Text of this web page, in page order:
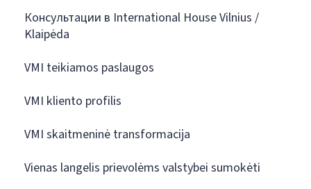
Консультации в International House Vilnius /
Klaipėda
VMI teikiamos paslaugos
VMI kliento profilis
VMI skaitmeninė transformacija
Vienas langelis prievolėms valstybei sumokėti